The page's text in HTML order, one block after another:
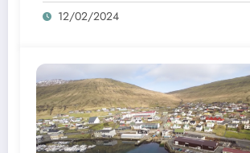
12/02/2024